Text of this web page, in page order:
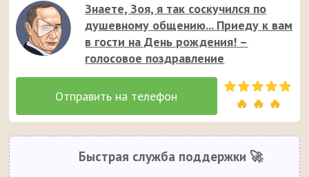
Знаете, Зоя, я так соскучился по
душевному общению... Приеду к вам
в гости на День рождения! –
голосовое поздравление
🔥 🔥 🔥
Быстрая служба поддержки 🚀